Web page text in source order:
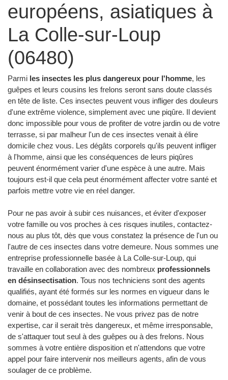
européens, asiatiques à
La Colle-sur-Loup
(06480)
Parmi les insectes les plus dangereux pour l'homme, les
guêpes et leurs cousins les frelons seront sans doute classés
en tête de liste. Ces insectes peuvent vous infliger des douleurs
d'une extrême violence, simplement avec une piqûre. Il devient
donc impossible pour vous de profiter de votre jardin ou de votre
terrasse, si par malheur l'un de ces insectes venait à élire
domicile chez vous. Les dégâts corporels qu'ils peuvent infliger
à l'homme, ainsi que les conséquences de leurs piqûres
peuvent énormément varier d'une espèce à une autre. Mais
toujours est-il que cela peut énormément affecter votre santé et
parfois mettre votre vie en réel danger.
Pour ne pas avoir à subir ces nuisances, et éviter d'exposer
votre famille ou vos proches à ces risques inutiles, contactez-
nous au plus tôt, dès que vous constatez la présence de l'un ou
l'autre de ces insectes dans votre demeure. Nous sommes une
entreprise professionnelle basée à La Colle-sur-Loup, qui
travaille en collaboration avec des nombreux professionnels
en désinsectisation. Tous nos techniciens sont des agents
qualifiés, ayant été formés sur les normes en vigueur dans le
domaine, et possédant toutes les informations permettant de
venir à bout de ces insectes. Ne vous privez pas de notre
expertise, car il serait très dangereux, et même irresponsable,
de s'attaquer tout seul à des guêpes ou à des frelons. Nous
sommes à votre entière disposition et n'attendons que votre
appel pour faire intervenir nos meilleurs agents, afin de vous
soulager de ce problème.